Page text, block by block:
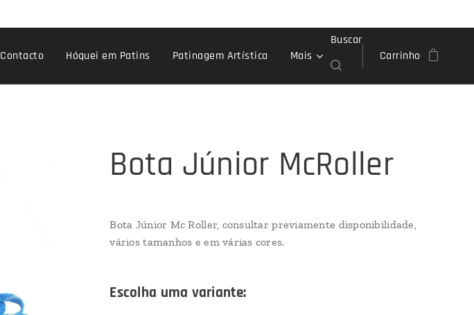
Contacto Hóquei em Patins Patinagem Artística Mais
Buscar
Carrinho
Bota Júnior McRoller
Bota Júnior Mc Roller, consultar previamente disponibilidade,
vários tamanhos e em várias cores.
Escolha uma variante: